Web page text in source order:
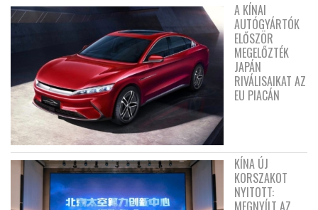
A KÍNAI
AUTÓGYÁRTÓK
ELŐSZÖR
MEGELŐZTÉK
JAPÁN
RIVÁLISAIKAT AZ
EU PIACÁN
KÍNA ÚJ
KORSZAKOT
NYITOTT:
MEGNYÍLT AZ